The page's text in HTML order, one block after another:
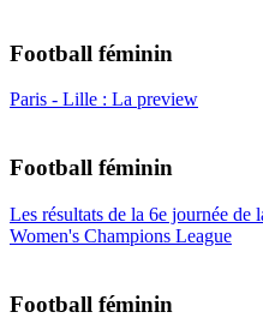
Football féminin
Paris - Lille : La preview
Football féminin
Les résultats de la 6e journée de
Women's Champions League
Football féminin